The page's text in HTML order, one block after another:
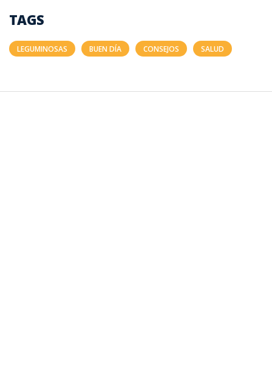
TAGS
LEGUMINOSAS BUEN DÍA CONSEJOS SALUD